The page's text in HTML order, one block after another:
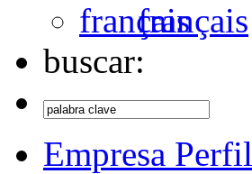
français
buscar:
Empresa Perfil